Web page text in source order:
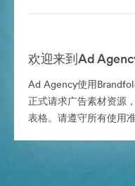
欢迎来到Ad
Ad Agency使用
正式请求广告素材资源
表格。请遵守所有使用准